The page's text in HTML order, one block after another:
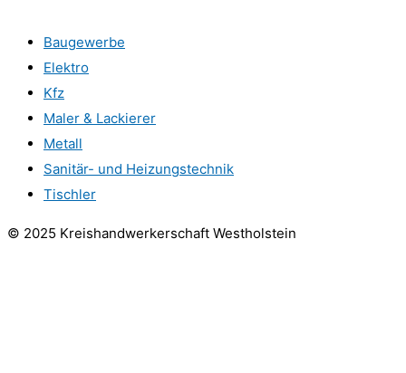
Baugewerbe
Elektro
Kfz
Maler & Lackierer
Metall
Sanitär- und Heizungstechnik
Tischler
© 2025 Kreishandwerkerschaft Westholstein